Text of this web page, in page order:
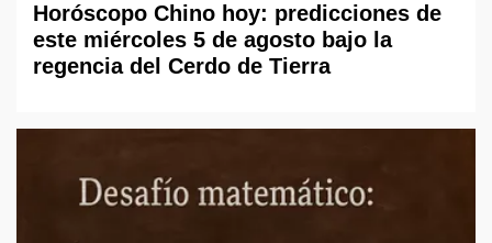
Horóscopo Chino hoy: predicciones de
este miércoles 5 de agosto bajo la
regencia del Cerdo de Tierra